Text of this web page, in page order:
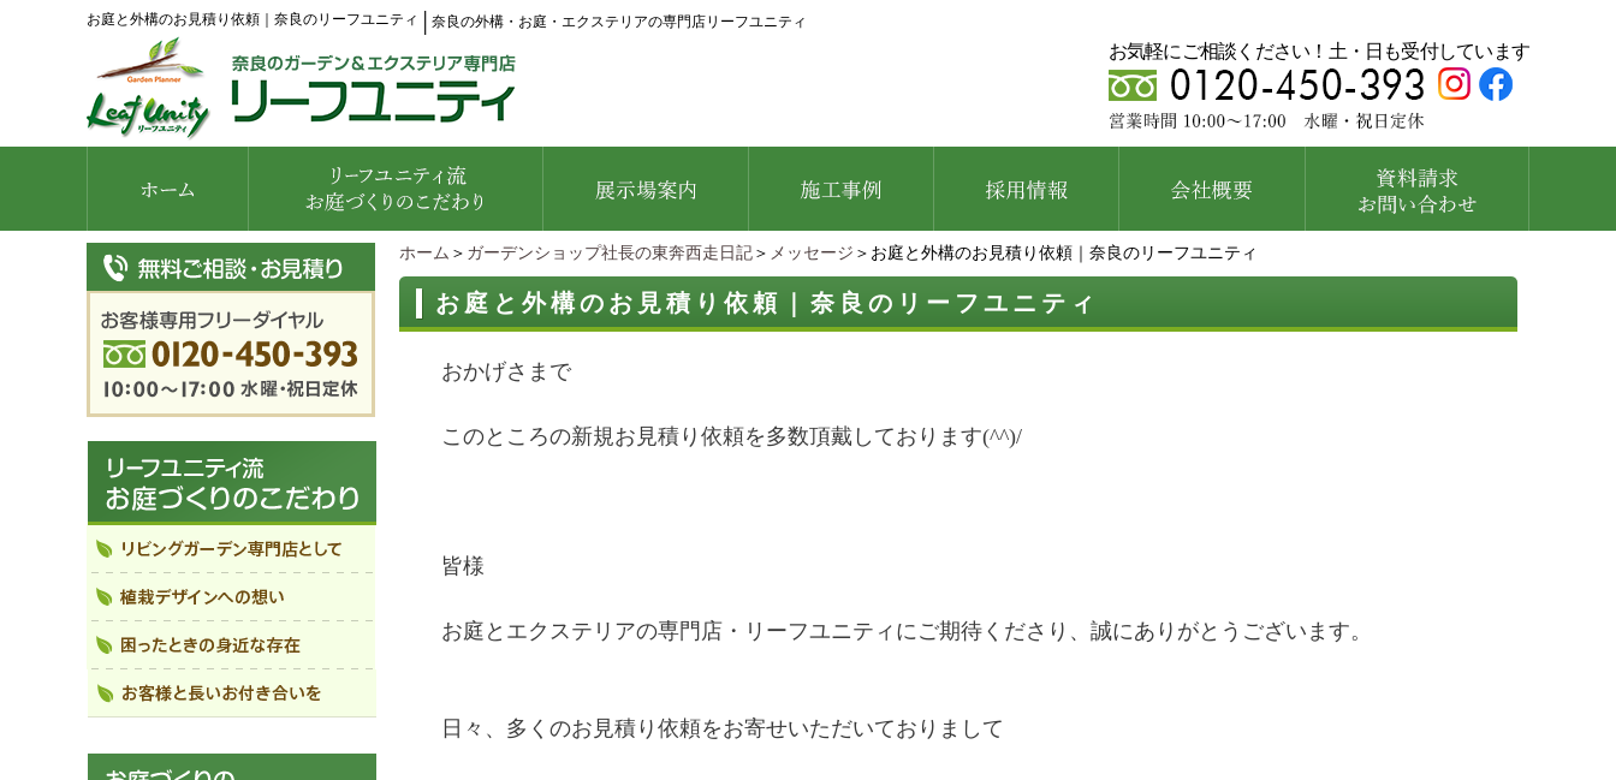
お庭と外構のお見積り依頼｜奈良のリーフユニティ 奈良の外構・お庭・エクステリアの専門店リーフユニティ
お気軽にご相談ください！土・日も受付しています
ホーム ＞ ガーデンショップ社長の東奔西走日記 ＞ メッセージ ＞お庭と外構のお見積り依頼｜奈良のリーフユニティ
お庭と外構のお見積り依頼｜奈良のリーフユニティ
おかげさまで
このところの新規お見積り依頼を多数頂戴しております(^^)/
皆様
お庭とエクステリアの専門店・リーフユニティにご期待くださり、誠にありがとうございます。
日々、多くのお見積り依頼をお寄せいただいておりまして